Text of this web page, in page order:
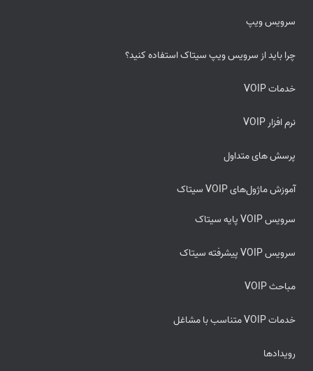
سرویس ویپ
چرا باید از سرویس ویپ سیتاک استفاده کنید؟
خدمات VOIP
نرم افزار VOIP
پرسش های متداول
آموزش ماژول‌های VOIP سیتاک
سرویس VOIP پایه سیتاک
سرویس VOIP پیشرفته سیتاک
مباحث VOIP
خدمات VOIP متناسب با مشاغل
رویدادها